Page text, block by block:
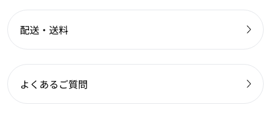
配送・送料
よくあるご質問